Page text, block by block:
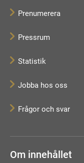
Prenumerera
Pressrum
Statistik
Jobba hos oss
Frågor och svar
Om innehållet